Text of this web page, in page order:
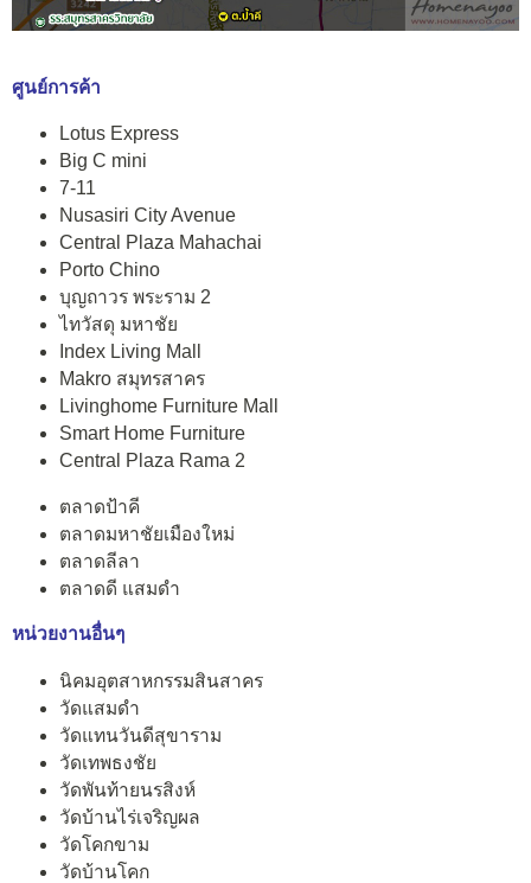
ศูนย์การค้า
Lotus Express
Big C mini
7-11
Nusasiri City Avenue
Central Plaza Mahachai
Porto Chino
บุญถาวร พระราม 2
ไทวัสดุ มหาชัย
Index Living Mall
Makro สมุทรสาคร
Livinghome Furniture Mall
Smart Home Furniture
Central Plaza Rama 2
ตลาดป้าคี
ตลาดมหาชัยเมืองใหม่
ตลาดลีลา
ตลาดดี แสมดำ
หน่วยงานอื่นๆ
นิคมอุตสาหกรรมสินสาคร
วัดแสมดำ
วัดแทนวันดีสุขาราม
วัดเทพธงชัย
วัดพันท้ายนรสิงห์
วัดบ้านไร่เจริญผล
วัดโคกขาม
วัดบ้านโคก